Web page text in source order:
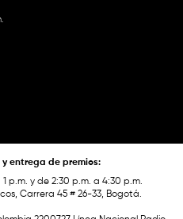
entrega de premios:
p.m. y de 2:30 p.m. a 4:30 p.m.
Carrera 45 # 26-33, Bogotá.